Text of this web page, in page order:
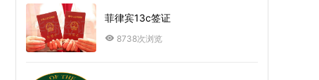
菲律宾13c签证
8738次浏览